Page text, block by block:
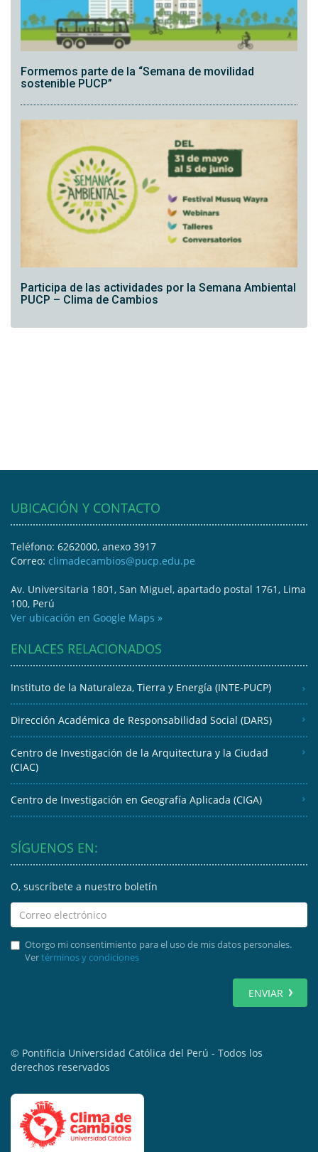
Formemos parte de la “Semana de movilidad
sostenible PUCP”
Participa de las actividades por la Semana Ambiental
PUCP – Clima de Cambios
UBICACIÓN Y CONTACTO
Teléfono: 6262000, anexo 3917
Correo: climadecambios@pucp.edu.pe
Av. Universitaria 1801, San Miguel, apartado postal 1761, Lima
100, Perú
Ver ubicación en Google Maps »
ENLACES RELACIONADOS
Instituto de la Naturaleza, Tierra y Energía (INTE-PUCP)
Dirección Académica de Responsabilidad Social (DARS)
Centro de Investigación de la Arquitectura y la Ciudad
(CIAC)
Centro de Investigación en Geografía Aplicada (CIGA)
SÍGUENOS EN:
O, suscríbete a nuestro boletín
Otorgo mi consentimiento para el uso de mis datos personales.
Vertérminos y condiciones
ENVIAR
© Pontificia Universidad Católica del Perú - Todos los
derechos reservados